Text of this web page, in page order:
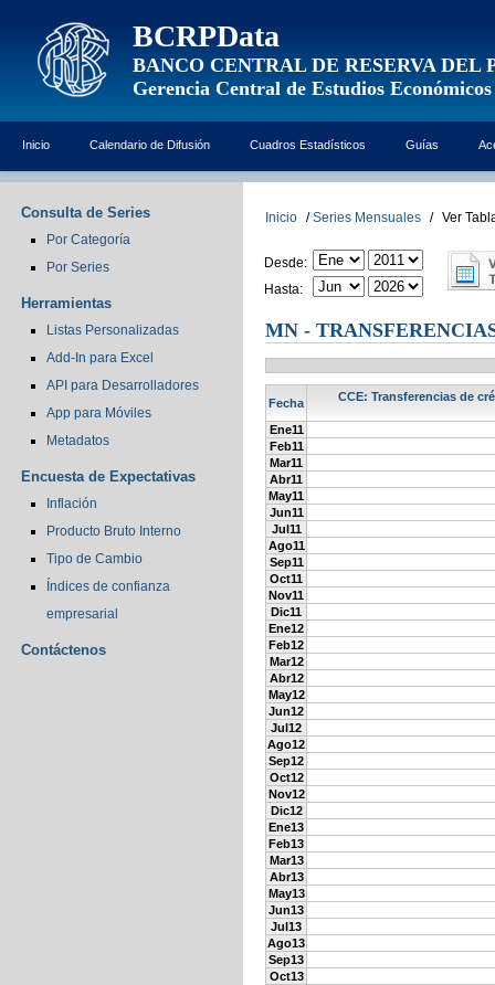
BCRPData
BANCO CENTRAL DE RESERVA DEL
Gerencia Central de Estudios Económicos
Inicio Calendario de Difusión Cuadros Estadísticos Guías
Consulta de Series
Por Categoría
Por Series
Herramientas
Listas Personalizadas
Add-In para Excel
API para Desarrolladores
App para Móviles
Metadatos
Encuesta de Expectativas
Inflación
Producto Bruto Interno
Tipo de Cambio
Índices de confianza
empresarial
Contáctenos
Inicio / Series Mensuales / Ver
Desde:
Hasta:
MN -
Fecha CCE: Transferencias de
Ene11
Feb11
Mar11
Abr11
May11
Jun11
Jul11
Ago11
Sep11
Oct11
Nov11
Dic11
Ene12
Feb12
Mar12
Abr12
May12
Jun12
Jul12
Ago12
Sep12
Oct12
Nov12
Dic12
Ene13
Feb13
Mar13
Abr13
May13
Jun13
Jul13
Ago13
Sep13
Oct13